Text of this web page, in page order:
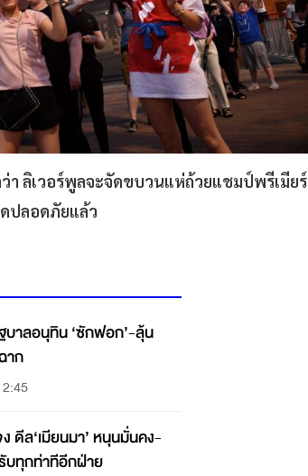
ลิเวอร์พูลจะจัดขบวนแห่ถ้วยแชมป์พรีเมียร์
ปลอดภัยแล้ว
บาลอนุทิน ‘ซักฟอก’-ลุ้น
าก
ง ดีล‘เมียนมา’ หนุนมั่นคง-
บทุกท่าทีอีกฝ่าย